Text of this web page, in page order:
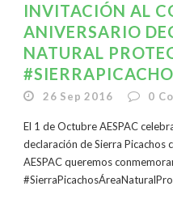
INVITACIÓN AL
ANIVERSARIO
NATURAL
26 Sep 2016 0
El 1 de Octubre AESPAC
declaración de Sierra Picachos
AESPAC queremos